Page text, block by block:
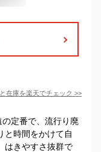
在庫を楽天でチェック >>
定番で、流行り廃
と時間をかけて自
はきやすさ抜群で